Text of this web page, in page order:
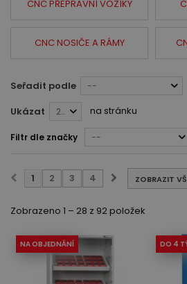
CNC PŘEPRAVNÍ VOZÍKY
CNC NOSIČE A RÁMY
Seřadit podle --
Ukázat 28 na stránku
Filtr dle značky --
ZOBRAZIT
1 2 3 4
Zobrazeno 1 – 28 z 92 položek
NA OBJEDNÁNÍ DO 4